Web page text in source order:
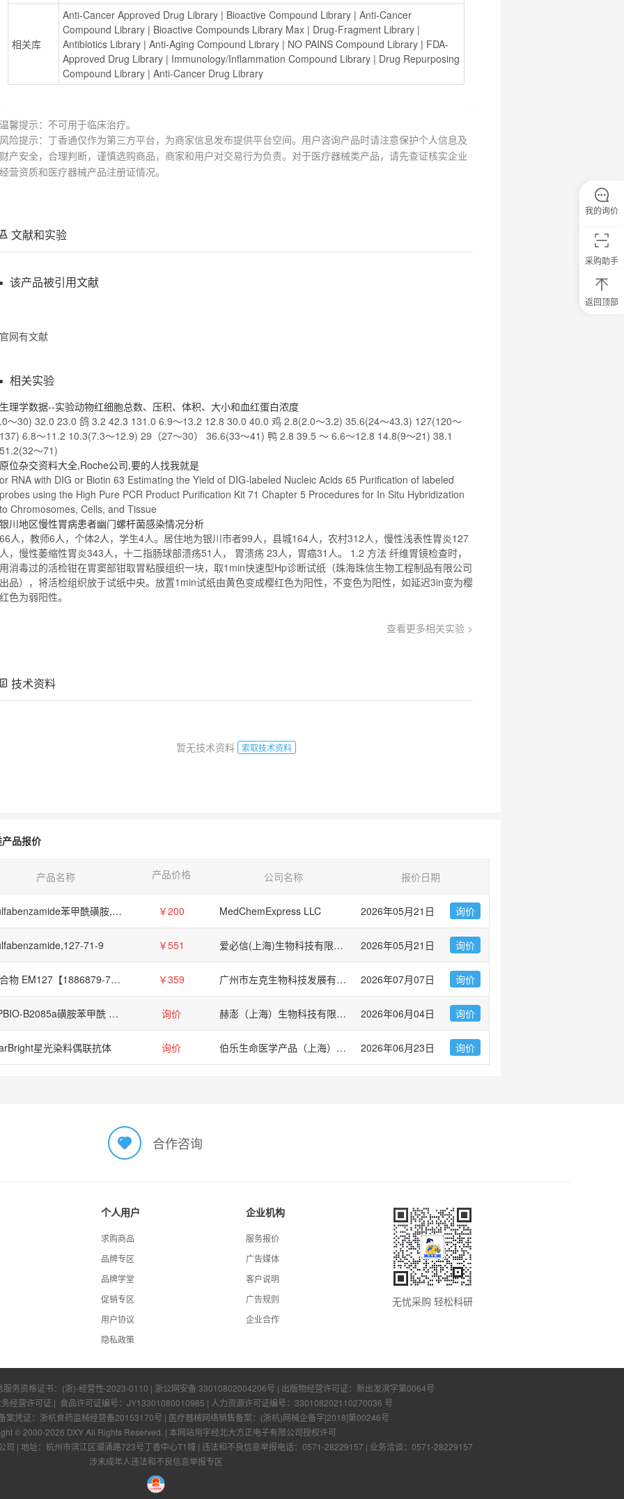
相关库
Anti-Cancer Approved Drug Library | Bioactive Compound Library | Anti-Cancer
Compound Library | Bioactive Compounds Library Max | Drug-Fragment Library
Antibiotics Library | Anti-Aging Compound Library | NO PAINS Compound Library | FDA-
Approved Drug Library | Immunology/Inflammation Compound Library | Drug Repurposing
Compound Library | Anti-Cancer Drug Library
温馨提示：不可用于临床治疗。
风险提示：丁香通仅作为第三方平台，为商家信息发布提供平台空间。用户咨询产品时请注意保护个人信息及
财产安全，合理判断，谨慎选购商品，商家和用户对交易行为负责。对于医疗器械类产品，请先查证核实企业
经营资质和医疗器械产品注册证情况。
文献和实验
该产品被引用文献
官网有文献
相关实验
生理学数据--实验动物红细胞总数、压积、体积、大小和血红蛋白浓度
.0～30) 32.0 23.0 鸽 3.2 42.3 131.0 6.9～13.2 12.8 30.0 40.0 鸡 2.8(2.0～3.2) 35.6(24～43.3) 127(120～
137) 6.8～11.2 10.3(7.3～12.9) 29（27～30） 36.6(33～41) 鸭 2.8 39.5 ～ 6.6～12.8 14.8(9～21) 38.1
51.2(32～71)
原位杂交资料大全,Roche公司,要的人找我就是
or RNA with DIG or Biotin 63 Estimating the Yield of DIG-labeled Nucleic Acids 65 Purification of labeled
probes using the High Pure PCR Product Purification Kit 71 Chapter 5 Procedures for In Situ Hybridization
to Chromosomes, Cells, and Tissue
银川地区慢性胃病患者幽门螺杆菌感染情况分析
66人，教师6人，个体2人，学生4人。居住地为银川市者99人，县城164人，农村312人，慢性浅表性胃炎127
人，慢性萎缩性胃炎343人，十二指肠球部溃疡51人， 胃溃疡 23人，胃癌31人。 1.2 方法 纤维胃镜检查时，
用消毒过的活检钳在胃窦部钳取胃粘膜组织一块，取1min快速型Hp诊断试纸（珠海珠信生物工程制品有限公司
出品），将活检组织放于试纸中央。放置1min试纸由黄色变成樱红色为阳性，不变色为阳性，如延迟3in变为樱
红色为弱阳性。
查看更多相关实验 >
技术资料
暂无技术资料 索取技术资料
品报价
产品名称 产品价格 公司名称 报价日期
Sulfabenzamide苯甲酰磺胺,127-71-9 ￥200 MedChemExpress LLC 2026年05月21日 询价
71-9 ￥551 爱必信(上海)生物科技有限公司 2026年05月21日 询价
化合物 EM127【1886879-71-5】 ￥359 广州市左克生物科技发展有限公司 2026年07月07日 询价
HPBIO-B2085a磺胺苯甲酰 127-71-9 询价 赫澎（上海）生物科技有限公司 2026年06月04日 询价
星光染料偶联抗体 询价 伯乐生命医学产品（上海）有限公司 Bio-Rad Laboratories 2026年06月23日 询价
采购助手
返回顶部
我的询价
合作咨询
个人用户
求购商品
品牌专区
品牌学堂
促销专区
用户协议
隐私政策
企业机构
服务报价
广告媒体
客户说明
广告规则
企业合作
无忧采购 轻松科研
务资格证书： (浙)-经营性-2023-0110 | 浙公网安备 33010802004206号 | 出版物经营许可证： 新出发滨字第0064号
经营许可证 | 食品许可证编号： JY13301080010985 | 人力资源许可证编号： 330108202110270036 号
案凭证：浙杭食药监械经营备20153170号 | 医疗器械网络销售备案：(浙杭)网械企备字[2018]第00246号
© 2000-2026 DXY All Rights Reserved. | 本网站用字经北大方正电子有限公司授权许可
司 | 地址：杭州市滨江区潮涌路723号丁香中心T1幢 | 违法和不良信息举报电话：0571-28229157 | 业务洽谈：0571-28229157
涉未成年人违法和不良信息举报专区